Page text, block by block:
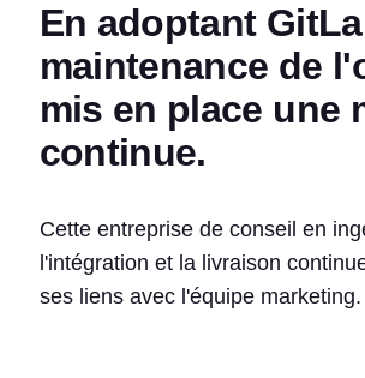
En adoptant
maintenance de
mis en place une
continue.
Cette entreprise de conseil en
l'intégration et la livraison
ses liens avec l'équipe marketing.